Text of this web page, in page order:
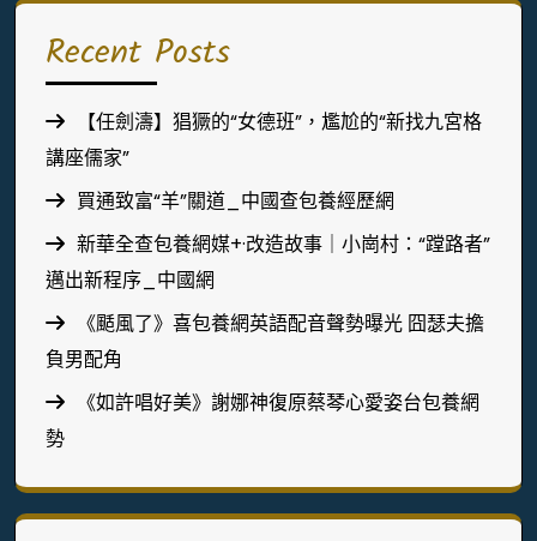
Recent Posts
【任劍濤】猖獗的“女德班”，尷尬的“新找九宮格
講座儒家”
買通致富“羊”關道_中國查包養經歷網
新華全查包養網媒+·改造故事｜小崗村：“蹚路者”
邁出新程序_中國網
《颳風了》喜包養網英語配音聲勢曝光 囧瑟夫擔
負男配角
《如許唱好美》謝娜神復原蔡琴心愛姿台包養網
勢